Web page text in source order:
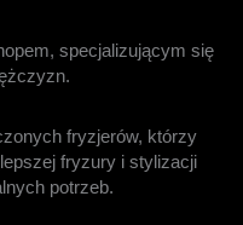
specjalizującym się
fryzjerów, którzy
fryzury i stylizacji
potrzeb.